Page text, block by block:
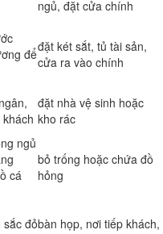
ngủ, đặt cửa chính
đểđặt két sắt, tủ tài sản,
cửa ra vào chính
đặt nhà vệ sinh hoặc
kho rác
ngủ
cá
bỏ trống hoặc chứa đồ
hỏng
đỏbàn họp, nơi tiếp khách,